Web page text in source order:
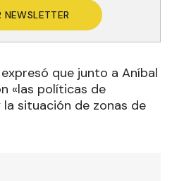
NEWSLETTER
que junto a Aníbal
«las políticas de
situación de zonas de